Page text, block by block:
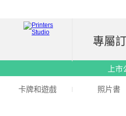
專屬
上
卡牌和遊戲 照片書